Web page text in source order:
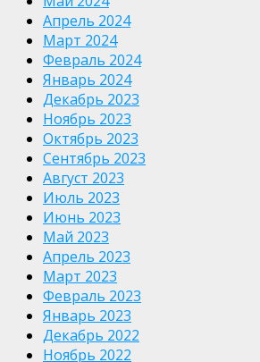
Апрель 2024
Март 2024
Февраль 2024
Январь 2024
Декабрь 2023
Ноябрь 2023
Октябрь 2023
Сентябрь 2023
Август 2023
Июль 2023
Июнь 2023
Май 2023
Апрель 2023
Март 2023
Февраль 2023
Январь 2023
Декабрь 2022
Ноябрь 2022